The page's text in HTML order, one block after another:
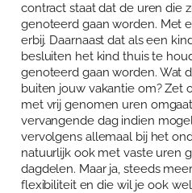
contract staat dat de uren die
genoteerd gaan worden. Met
erbij. Daarnaast dat als een
besluiten het kind thuis te
genoteerd gaan worden. Wat
buiten jouw vakantie om? Zet
met vrij genomen uren
vervangende dag indien
vervolgens allemaal bij het
natuurlijk ook met vaste uren
dagdelen. Maar ja, steeds
flexibiliteit en die wil je ook